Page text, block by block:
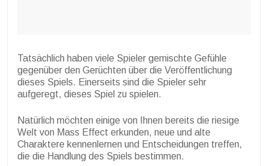
Tatsächlich haben viele Spieler gemischte Gefühle
gegenüber den Gerüchten über die Veröffentlichung
dieses Spiels. Einerseits sind die Spieler sehr
aufgeregt, dieses Spiel zu spielen.
Natürlich möchten einige von Ihnen bereits die riesige
Welt von Mass Effect erkunden, neue und alte
Charaktere kennenlernen und Entscheidungen treffen,
die die Handlung des Spiels bestimmen.